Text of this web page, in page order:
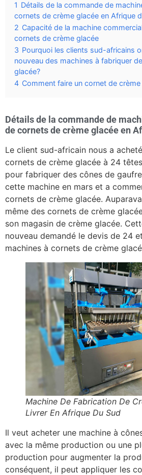
1 Détails de la commande de
cornets de crème glacée en Afrique
2 Capacité de la machine
cornets de crème glacée
3 Pourquoi les clients sud-africains
nouveau des machines à fabriquer
glacée?
4 Comment faire un cornet de
Détails de la commande de
de cornets de crème glacée en
Le client sud-africain nous a
cornets de crème glacée à 24
pour fabriquer des cônes de
cette machine en mars et a
cornets de crème glacée.
même des cornets de crème
son magasin de crème glacée.
nouveau demandé le devis de 24
machines à cornets de crème
Machine De Fabrication De
Livrer En Afrique Du Sud
Il veut acheter une machine à
avec la même production ou une
production pour augmenter la
conséquent, il peut appliquer les